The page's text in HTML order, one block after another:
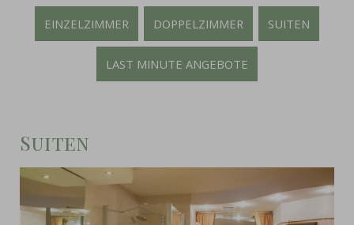
EINZELZIMMER DOPPELZIMMER SUITEN
LAST MINUTE ANGEBOTE
Suiten